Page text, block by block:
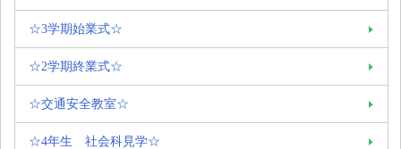
☆3学期始業式☆
☆2学期終業式☆
☆交通安全教室☆
☆4年生 社会科見学☆